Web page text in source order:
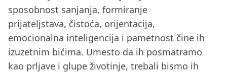
sposobnost sanjanja, formiranje
prijateljstava, čistoća, orijentacija,
emocionalna inteligencija i pametnost čine ih
izuzetnim bićima. Umesto da ih posmatramo
kao prljave i glupe životinje, trebali bismo ih